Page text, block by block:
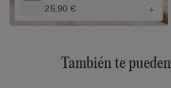
25,90 €
También te